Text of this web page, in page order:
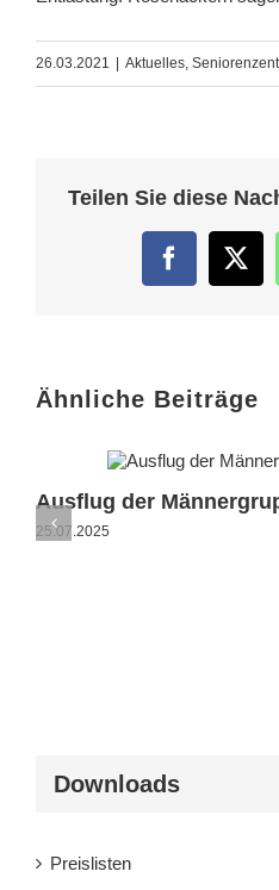
26.03.2021 Aktuelles,
Teilen Sie diese
Facebook
Ähnliche Beiträge
Ausflug der
25.07.2025
Downloads
Preislisten